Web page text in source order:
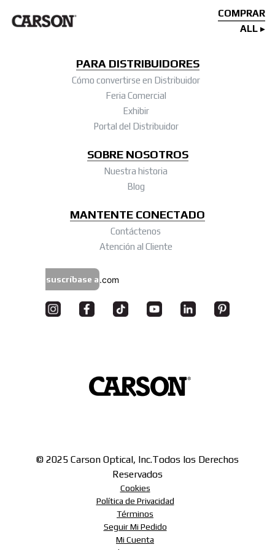
COMPRAR
ALL
PARA DISTRIBUIDORES
Cómo convertirse en Distribuidor
Feria Comercial
Exhibir
Portal del Distribuidor
SOBRE NOSOTROS
Nuestra historia
Blog
MANTENTE CONECTADO
Contáctenos
Atención al Cliente
suscríbase a
© 2025 Carson Optical, Inc.Todos los Derechos
Reservados
Cookies
Política de Privacidad
Términos
Seguir Mi Pedido
Mi Cuenta